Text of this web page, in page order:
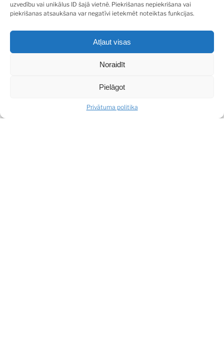
uzvedību vai unikālus ID šajā vietnē. Piekrišanas nepiekrišana vai
piekrišanas atsaukšana var negatīvi ietekmēt noteiktas funkcijas.
Atļaut visas
Noraidīt
Pielāgot
Privātuma politika
SHARE
DALĪTIES